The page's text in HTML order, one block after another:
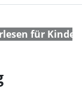
für Kinder